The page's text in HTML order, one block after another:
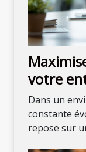
votre
gestion
Dans un
constante
repose sur